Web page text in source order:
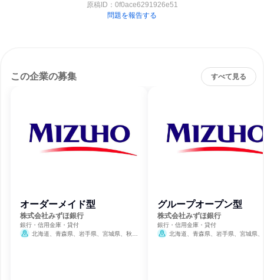
原稿ID： 0f0ace6291926e51
問題を報告する
この企業の募集 すべて見る
オーダーメイド型
株式会社みずほ銀行
銀行・信用金庫・貸付
北海道、青森県、岩手県、宮城県、秋田
グループオープン型
株式会社みずほ銀行
銀行・信用金庫・貸付
北海道、青森県、岩手県、宮城県